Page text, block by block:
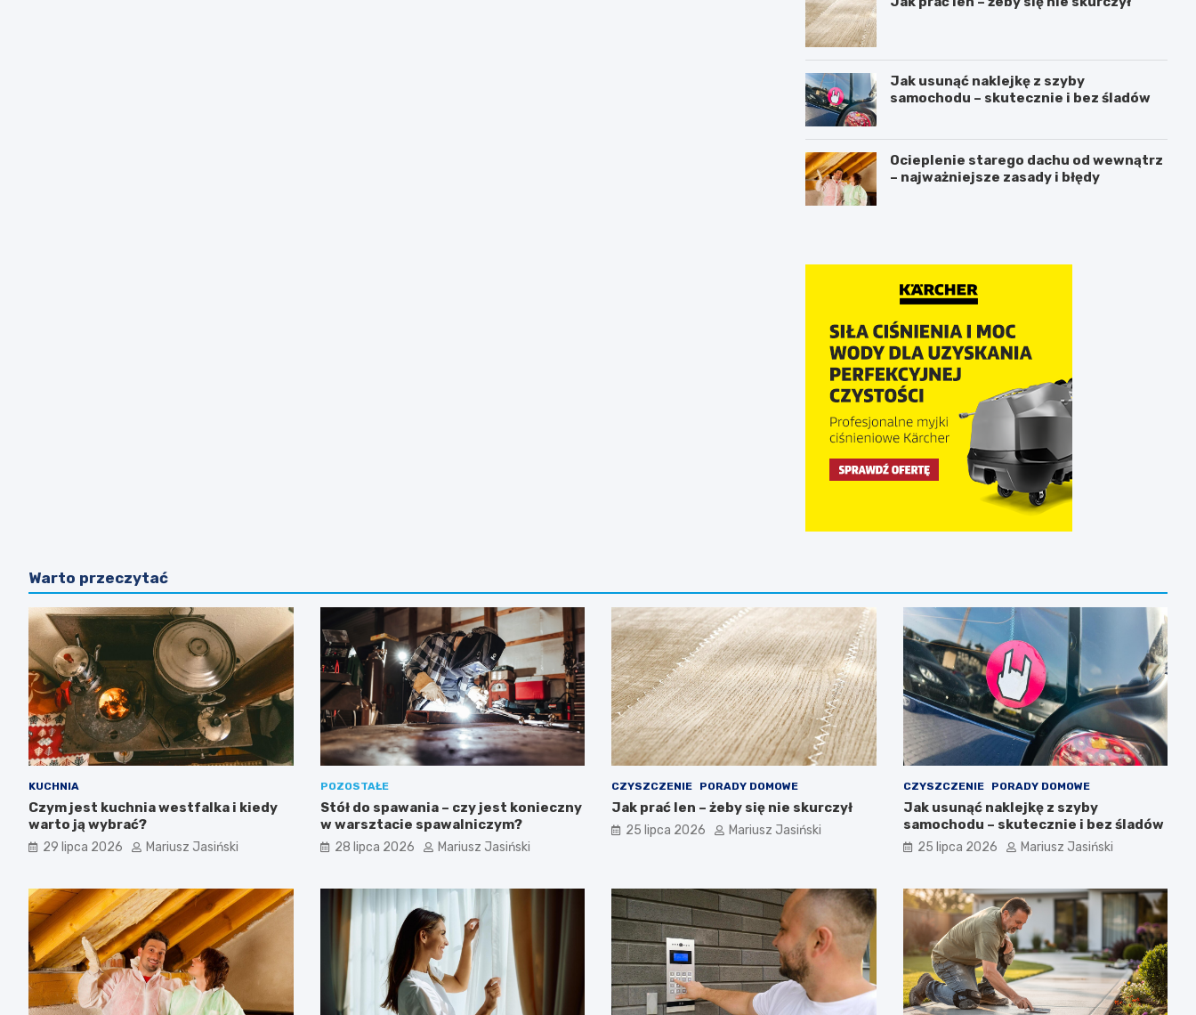
Jak usunąć naklejkę z szyby
samochodu – skutecznie i bez śladów
Ocieplenie starego dachu od wewnątrz
– najważniejsze zasady i błędy
Warto przeczytać
KUCHNIA
Czym jest kuchnia westfalka i kiedy
warto ją wybrać?
29 lipca 2026 Mariusz Jasiński
POZOSTAŁE
Stół do spawania – czy jest konieczny
w warsztacie spawalniczym?
28 lipca 2026 Mariusz Jasiński
CZYSZCZENIE PORADY DOMOWE
Jak prać len – żeby się nie skurczył
25 lipca 2026 Mariusz Jasiński
CZYSZCZENIE PORADY DOMOWE
Jak usunąć naklejkę z szyby
samochodu – skutecznie i bez śladów
25 lipca 2026 Mariusz Jasiński